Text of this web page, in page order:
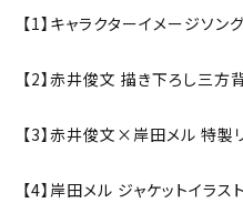
【1】キャラクターイメージソ
【2】赤井俊文 描き下ろし三方
【3】赤井俊文×岸田メル 特製
【4】岸田メル ジャケットイラス